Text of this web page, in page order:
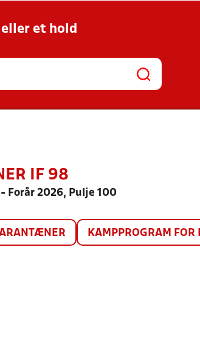
et hold
IF 98
- Forår 2026, Pulje 100
KAMPPROGRAM FOR